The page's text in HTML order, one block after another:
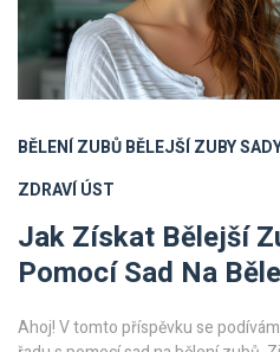
BĚLENÍ ZUBŮBĚLEJŠÍ ZUBY
ZDRAVÍ ÚST
Jak Získat Bělejší
Pomocí Sad Na
Ahoj! V tomto příspěvku se